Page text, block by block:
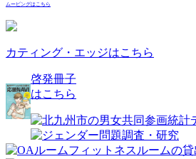
ムービングはこちら
カティング・エッジはこちら
啓発冊子
はこちら